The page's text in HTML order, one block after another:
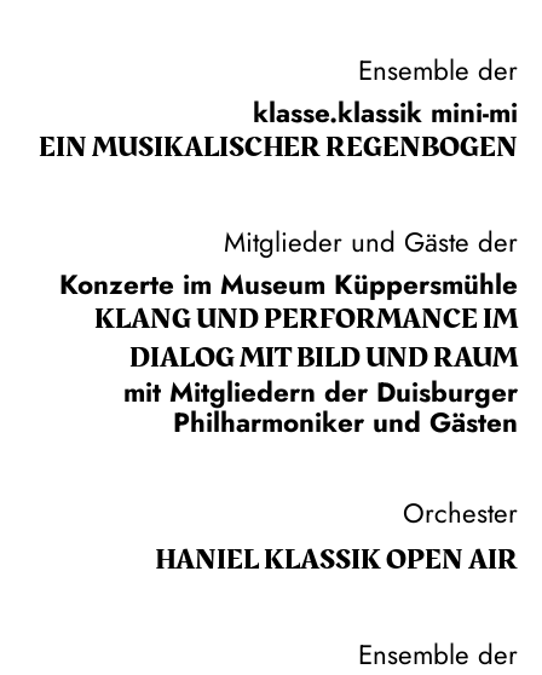
Ensemble der
klasse.klassik mini-mi
EIN MUSIKALISCHER REGENBOGEN
Mitglieder und Gäste der
Konzerte im Museum Küppersmühle
KLANG UND PERFORMANCE IM
DIALOG MIT BILD UND RAUM
mit Mitgliedern der Duisburger
Philharmoniker und Gästen
Orchester
HANIEL KLASSIK OPEN AIR
Ensemble der